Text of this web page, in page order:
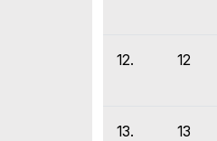
12. 12
13. 13